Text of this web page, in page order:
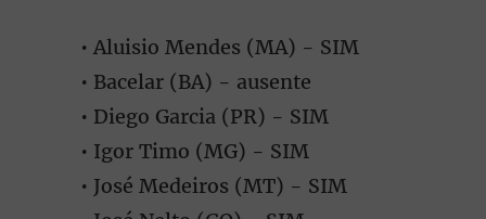
• Aluisio Mendes (MA) - SIM
• Bacelar (BA) - ausente
• Diego Garcia (PR) - SIM
• Igor Timo (MG) - SIM
• José Medeiros (MT) - SIM